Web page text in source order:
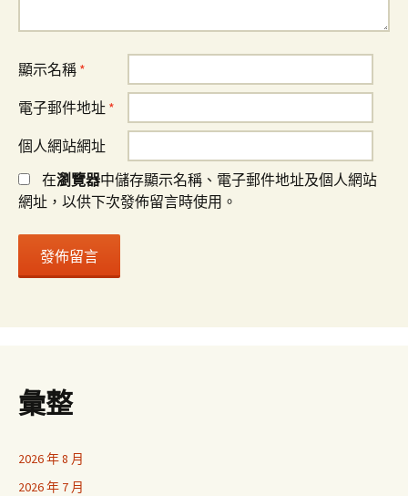
顯示名稱 *
電子郵件地址 *
個人網站網址
在瀏覽器中儲存顯示名稱、電子郵件地址及個人網站
網址，以供下次發佈留言時使用。
彙整
2026 年 8 月
2026 年 7 月